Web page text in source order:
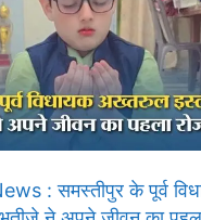
: समस्तीपुर के पूर्व